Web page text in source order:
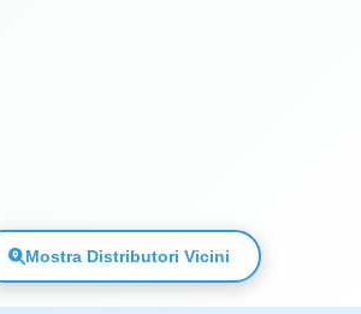
Mostra Distributori Vicini